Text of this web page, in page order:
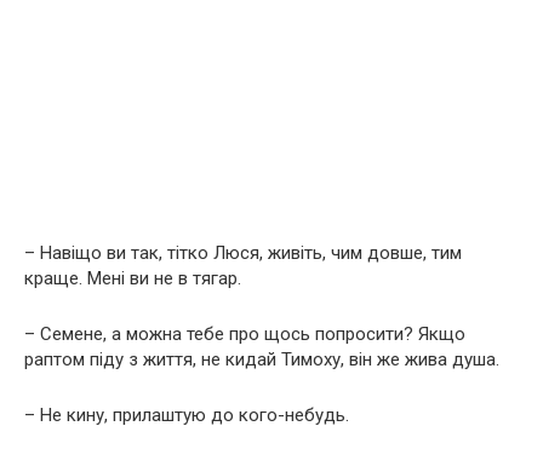
– Навіщо ви так, тітко Люся, живіть, чим довше, тим
краще. Мені ви не в тягар.
– Семене, а можна тебе про щось попросити? Якщо
раптом піду з життя, не кидай Тимоху, він же жива душа.
– Не кину, прилаштую до кого-небудь.